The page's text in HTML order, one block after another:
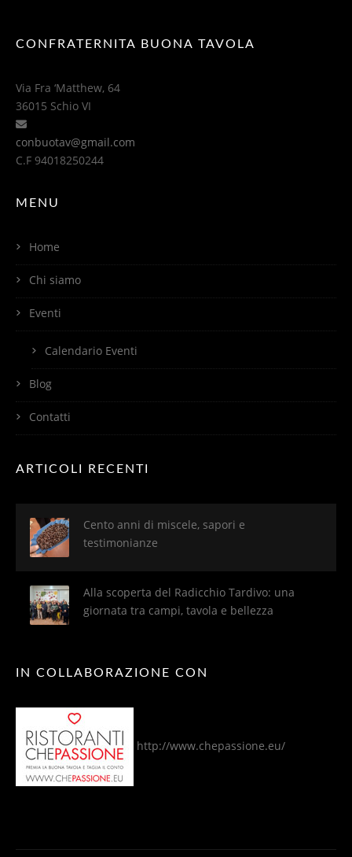
CONFRATERNITA BUONA TAVOLA
Via Fra ‘Matthew, 64
36015 Schio VI
conbuotav@gmail.com
C.F 94018250244
MENU
Home
Chi siamo
Eventi
Calendario Eventi
Blog
Contatti
ARTICOLI RECENTI
Cento anni di miscele, sapori e
testimonianze
Alla scoperta del Radicchio Tardivo: una
giornata tra campi, tavola e bellezza
IN COLLABORAZIONE CON
http://www.chepassione.eu/